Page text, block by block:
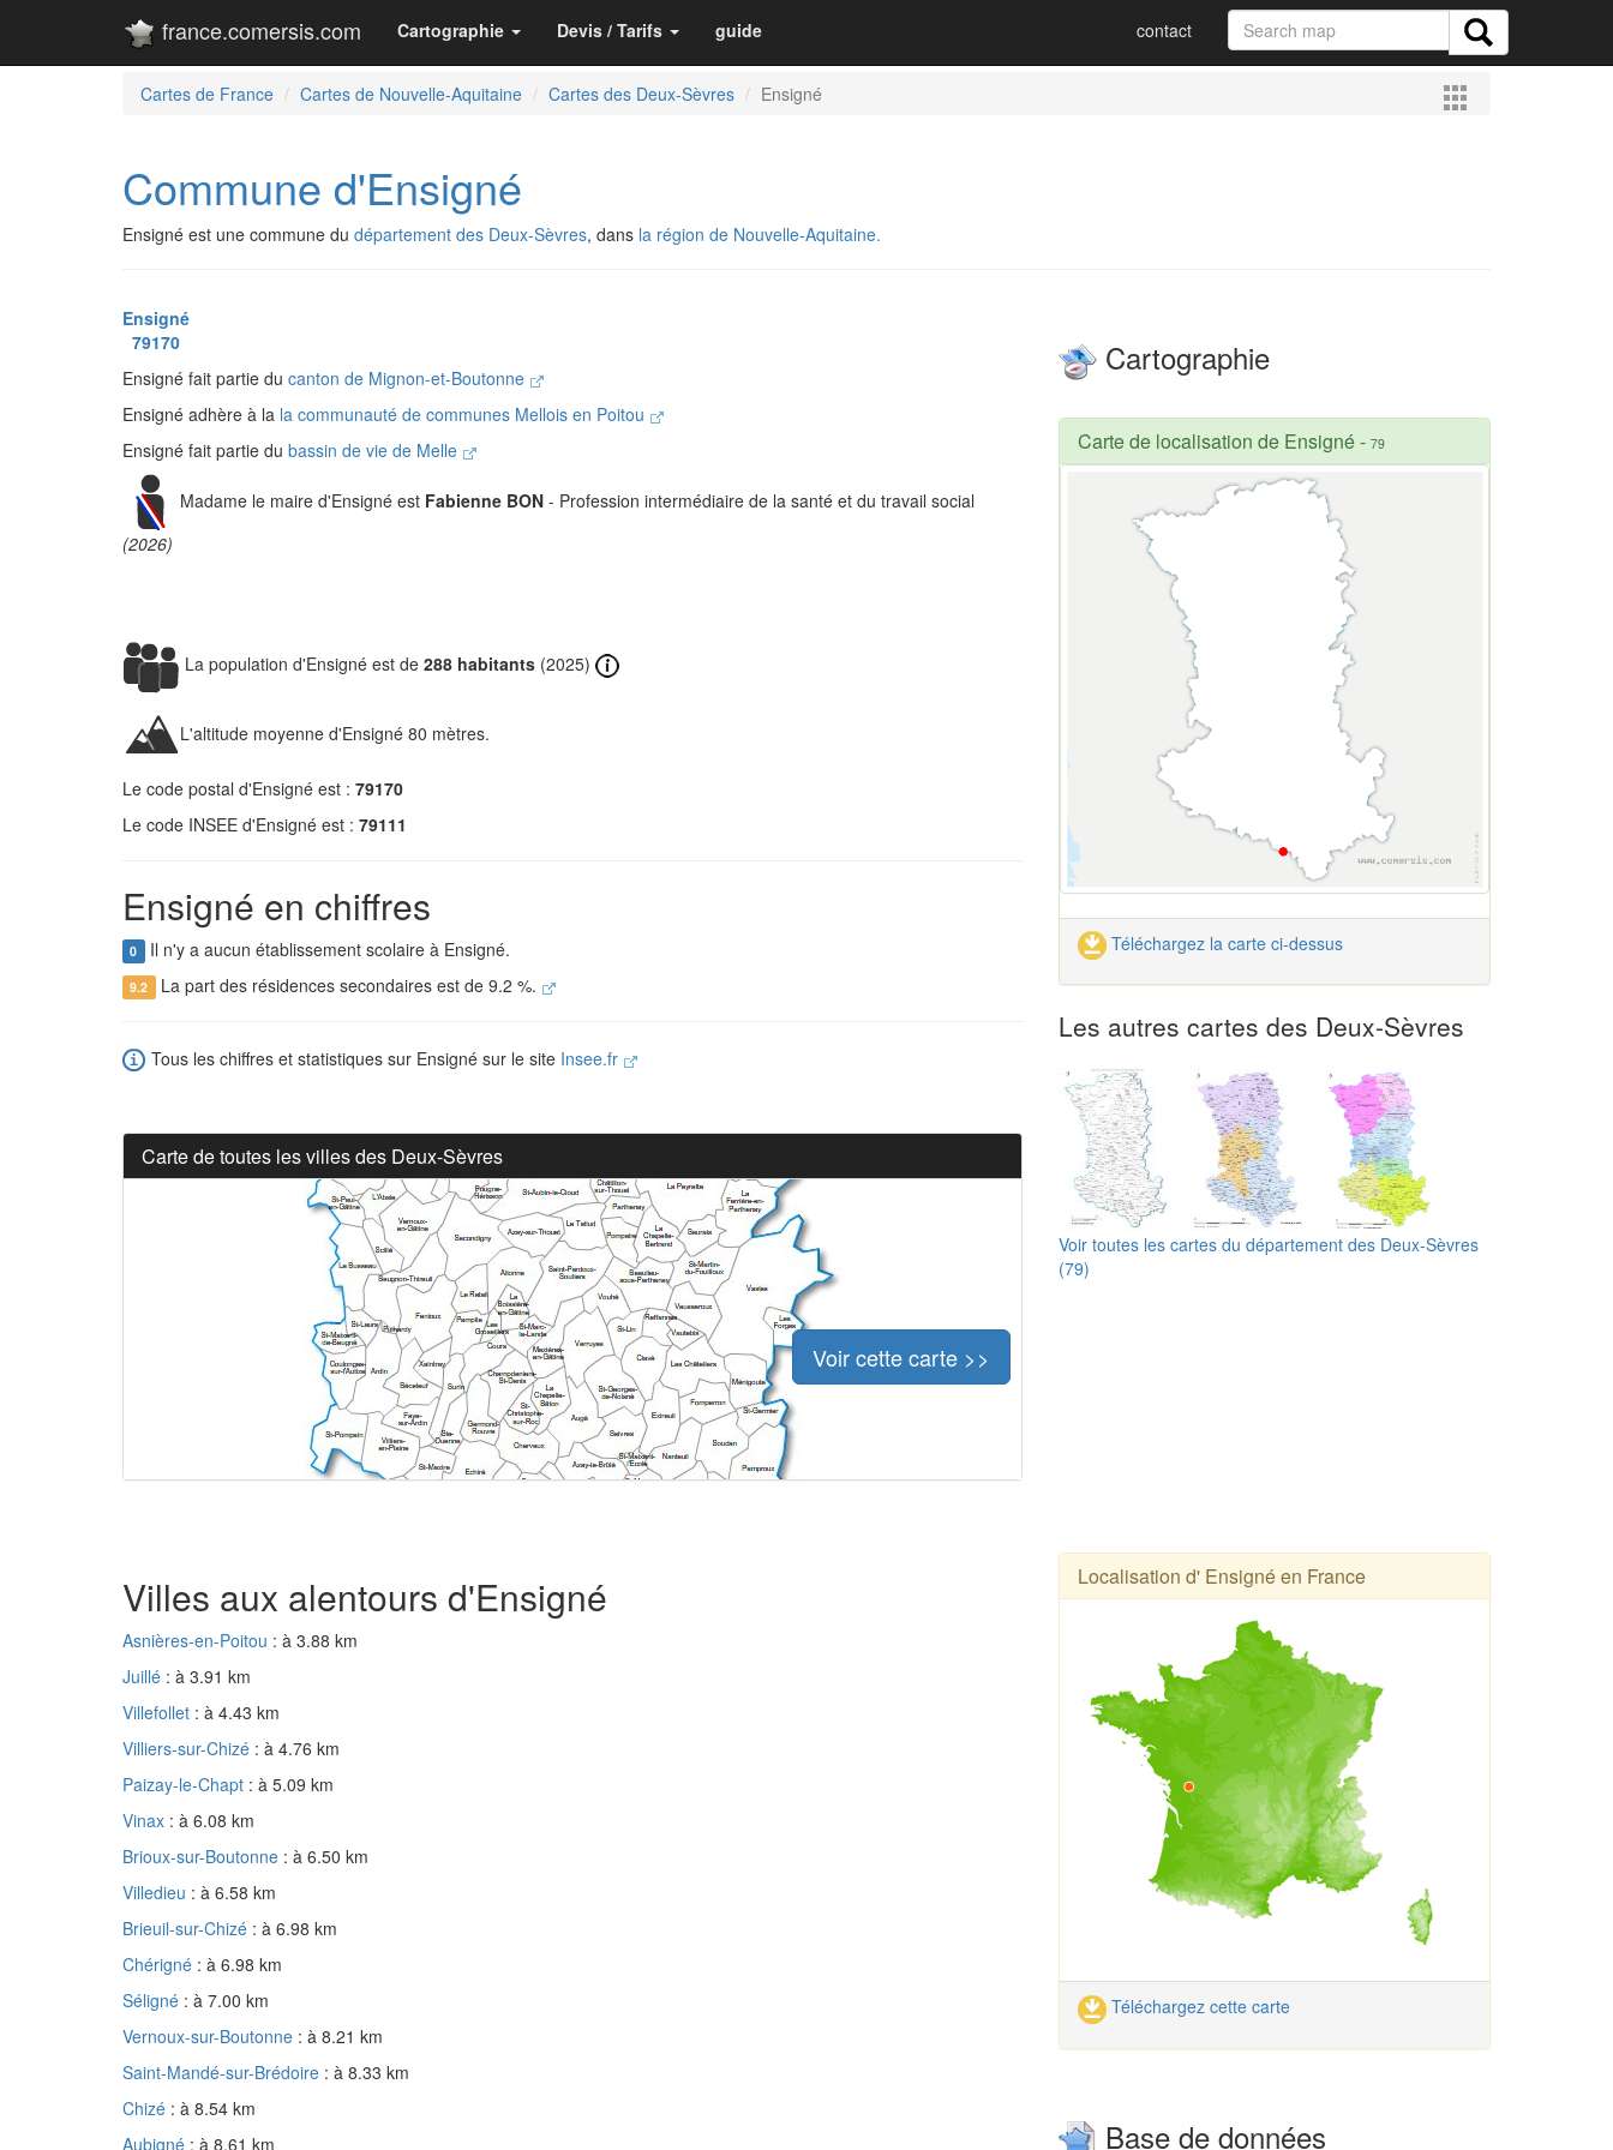
france.comersis.com Cartographie Devis / Tarifs guide contact
Cartes de France Cartes de Nouvelle-Aquitaine Cartes des Deux-Sèvres Ensigné
Commune d'Ensigné
Ensigné est une commune du département des Deux-Sèvres, dans la région de Nouvelle-Aquitaine.
Ensigné
79170
Ensigné fait partie du canton de Mignon-et-Boutonne
Ensigné adhère à la la communauté de communes Mellois en Poitou
Ensigné fait partie du bassin de vie de Melle
Madame le maire d'Ensigné est Fabienne BON - Profession intermédiaire de la santé et du travail social
(2026)
La population d'Ensigné est de 288 habitants (2025)
L'altitude moyenne d'Ensigné 80 mètres.
Le code postal d'Ensigné est : 79170
Le code INSEE d'Ensigné est : 79111
Ensigné en chiffres
0 Il n'y a aucun établissement scolaire à Ensigné.
9.2 La part des résidences secondaires est de 9.2 %.
Tous les chiffres et statistiques sur Ensigné sur le site Insee.fr
Carte de toutes les villes des Deux-Sèvres
Voir cette carte >>
Cartographie
Carte de localisation de Ensigné- 79
Téléchargez la carte ci-dessus
Les autres cartes des Deux-Sèvres
Voir toutes les cartes du département des Deux-Sèvres
(79)
Villes aux alentours d'Ensigné
Asnières-en-Poitou : à 3.88 km
Juillé : à 3.91 km
Villefollet : à 4.43 km
Villiers-sur-Chizé : à 4.76 km
Paizay-le-Chapt : à 5.09 km
Vinax : à 6.08 km
Brioux-sur-Boutonne : à 6.50 km
Villedieu : à 6.58 km
Brieuil-sur-Chizé : à 6.98 km
Chérigné : à 6.98 km
Séligné : à 7.00 km
Vernoux-sur-Boutonne : à 8.21 km
Saint-Mandé-sur-Brédoire : à 8.33 km
Chizé : à 8.54 km
Aubigné : à 8.61 km
Localisation d' Ensigné en France
Téléchargez cette carte
Base de données